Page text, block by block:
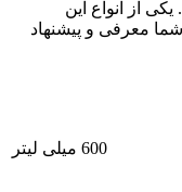
از انواع این
معرفی و پیشنهاد
600 میلی لیتر